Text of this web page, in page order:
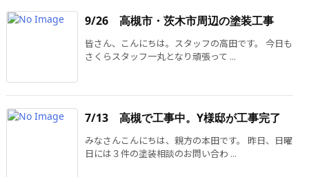
9/26 高槻市・茨木市周辺の塗装工事
皆さん、こんにちは。スタッフの高田です。 今日も
さくらスタッフ一丸となり頑張って ...
7/13 高槻で工事中。Y様邸が工事完了
みなさんこんにちは、親方の本田です。 昨日、日曜
日には３件の塗装相談のお問い合わ ...